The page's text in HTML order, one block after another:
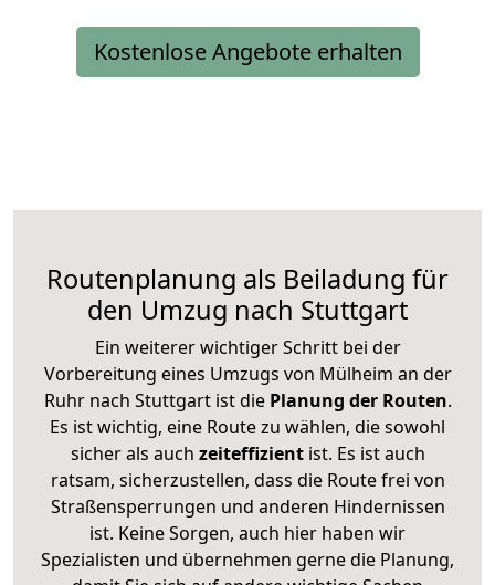
Kostenlose Angebote erhalten
Routenplanung als Beiladung für
den Umzug nach Stuttgart
Ein weiterer wichtiger Schritt bei der
Vorbereitung eines Umzugs von Mülheim an der
Ruhr nach Stuttgart ist diePlanung der Routen.
Es ist wichtig, eine Route zu wählen, die sowohl
sicher als auch zeiteffizientist. Es ist auch
ratsam, sicherzustellen, dass die Route frei von
Straßensperrungen und anderen Hindernissen
ist. Keine Sorgen, auch hier haben wir
Spezialisten und übernehmen gerne die Planung,